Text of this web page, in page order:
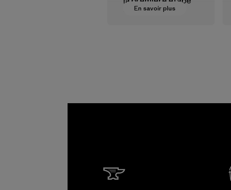
En savoir plus
vers des